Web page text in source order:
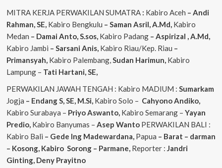
MITRA KERJA PERWAKILAN SUMATRA : Kabiro Aceh – Andi
Rahman, SE, Kabiro Bengkulu – Saman Asril, A.Md, Kabiro
Medan – Damai Anto, S.sos, Kabiro Padang– Aspirizal , A.Md,
Kabiro Jambi – Sarsani Anis, Kabiro Riau/Kep. Riau –
Primansyah, Kabiro Palembang, Sudan Harimun, Kabiro
Lampung – Tati Hartani, SE,
PERWAKILAN JAWAH TENGAH : Kabiro MADIUM : Sumarkam
Jogja – Endang S, SE, M.Si, Kabiro Solo – Cahyono Andiko,
Kabiro Surabaya – Priyo Aswanto, Kabiro Semarang – Yayan
Predio, Kabiro Banyumas – Asep WantoPERWAKILAN BALI :
Kabiro Bali – Gede Ing Madewardana, Papua – Barat – darman
– Kosong, Kabiro Sorong – Parmane, Reporter : Jandri
Ginting, Deny Prayitno